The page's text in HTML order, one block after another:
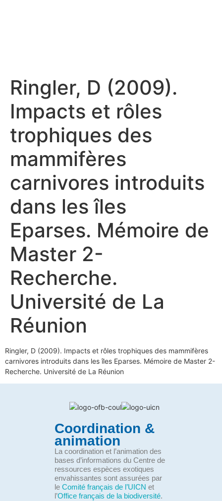
Ringler, D (2009).
Impacts et rôles
trophiques des
mammifères
carnivores introduits
dans les îles
Eparses. Mémoire de
Master 2-
Recherche.
Université de La
Réunion
Ringler, D (2009). Impacts et rôles trophiques des mammifères
carnivores introduits dans les îles Eparses. Mémoire de Master 2-
Recherche. Université de La Réunion
Coordination &
animation
La coordination et l’animation des
bases d’informations du Centre de
ressources espèces exotiques
envahissantes sont assurées par
le Comité français de l’UICN et
l’Office français de la biodiversité.